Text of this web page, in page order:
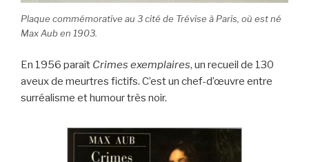
Plaque commémorative au 3 cité de Trévise à Paris, où est né
Max Aub en 1903.
En 1956 paraît Crimes exemplaires, un recueil de 130
aveux de meurtres fictifs. C’est un chef-d’œuvre entre
surréalisme et humour très noir.